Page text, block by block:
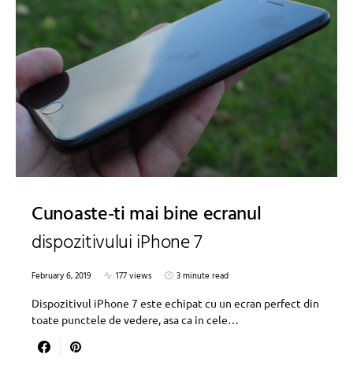
Cunoaste-ti mai bine ecranul
dispozitivului iPhone 7
February 6, 2019 177 views
3 minute read
Dispozitivul iPhone 7 este echipat cu un ecran perfect din
toate punctele de vedere, asa ca in cele…